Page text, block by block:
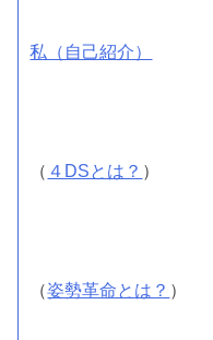
私（自己紹介）
（ ４DSとは？ ）
（姿勢革命とは？ ）